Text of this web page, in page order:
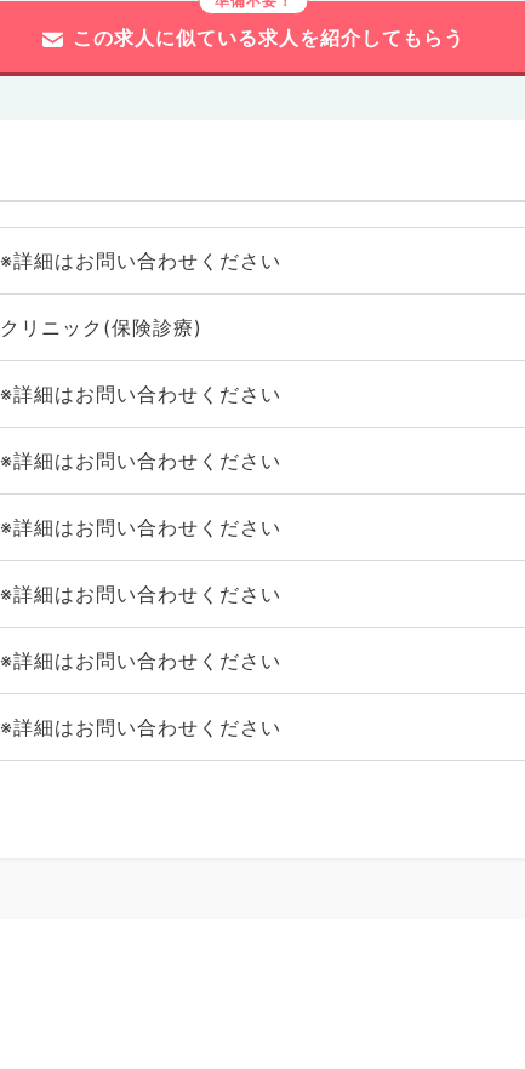
この求人に似ている求人を紹介してもらう
※詳細はお問い合わせください
クリニック(保険診療)
※詳細はお問い合わせください
※詳細はお問い合わせください
※詳細はお問い合わせください
※詳細はお問い合わせください
※詳細はお問い合わせください
※詳細はお問い合わせください